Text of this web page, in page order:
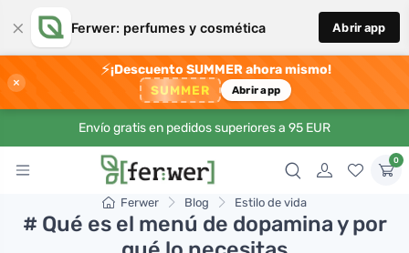
× Ferwer: perfumes y cosmética Abrir app
×
⚡¡Descuento SUMMER ahora mismo!
SUMMER Abrir app
Envío gratis en pedidos superiores a 95 EUR
0
Ferwer Blog Estilo de vida
# Qué es el menú de dopamina y por